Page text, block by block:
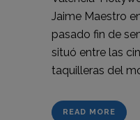
Jaime Maestro
pasado fin de
situó entre las
taquilleras del
READ MORE